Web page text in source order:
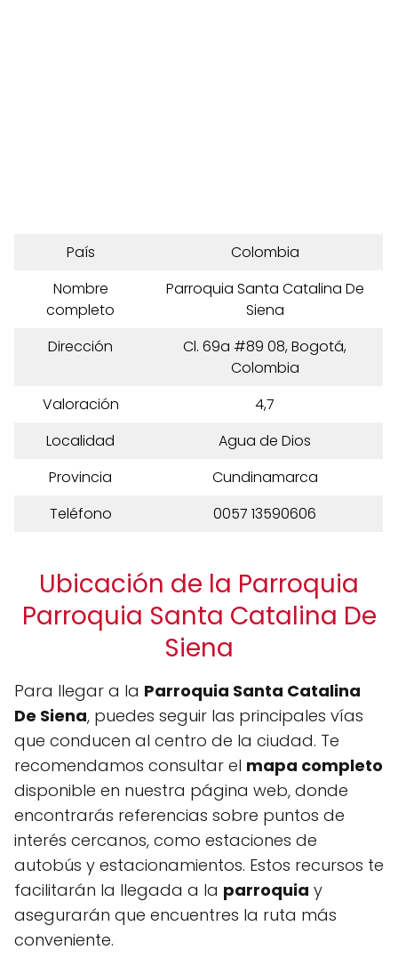
País
Colombia
Nombre
completo
Parroquia Santa Catalina De
Siena
Dirección
Cl. 69a #89 08, Bogotá,
Colombia
Valoración
4,7
Localidad
Agua de Dios
Provincia
Cundinamarca
Teléfono
0057 13590606
Ubicación de la Parroquia
Parroquia Santa Catalina De
Siena
Para llegar a la Parroquia Santa Catalina
De Siena, puedes seguir las principales vías
que conducen al centro de la ciudad. Te
recomendamos consultar el mapa completo
disponible en nuestra página web, donde
encontrarás referencias sobre puntos de
interés cercanos, como estaciones de
autobús y estacionamientos. Estos recursos te
facilitarán la llegada a la parroquia y
asegurarán que encuentres la ruta más
conveniente.